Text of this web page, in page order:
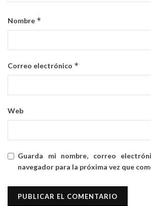
Nombre *
Correo electrónico *
Web
Guarda mi nombre, correo
navegador para la próxima vez que